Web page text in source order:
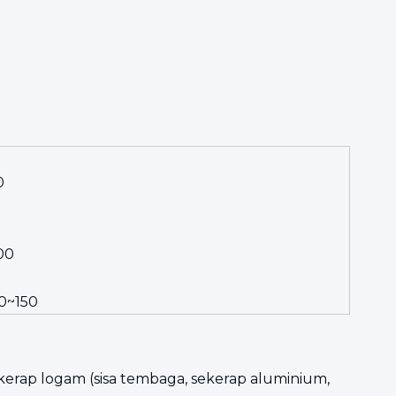
logam (sisa tembaga, sekerap aluminium,